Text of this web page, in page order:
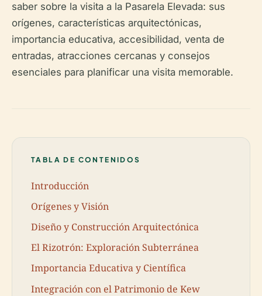
saber sobre la visita a la Pasarela Elevada: sus
orígenes, características arquitectónicas,
importancia educativa, accesibilidad, venta de
entradas, atracciones cercanas y consejos
esenciales para planificar una visita memorable.
TABLA DE CONTENIDOS
Introducción
Orígenes y Visión
Diseño y Construcción Arquitectónica
El Rizotrón: Exploración Subterránea
Importancia Educativa y Científica
Integración con el Patrimonio de Kew